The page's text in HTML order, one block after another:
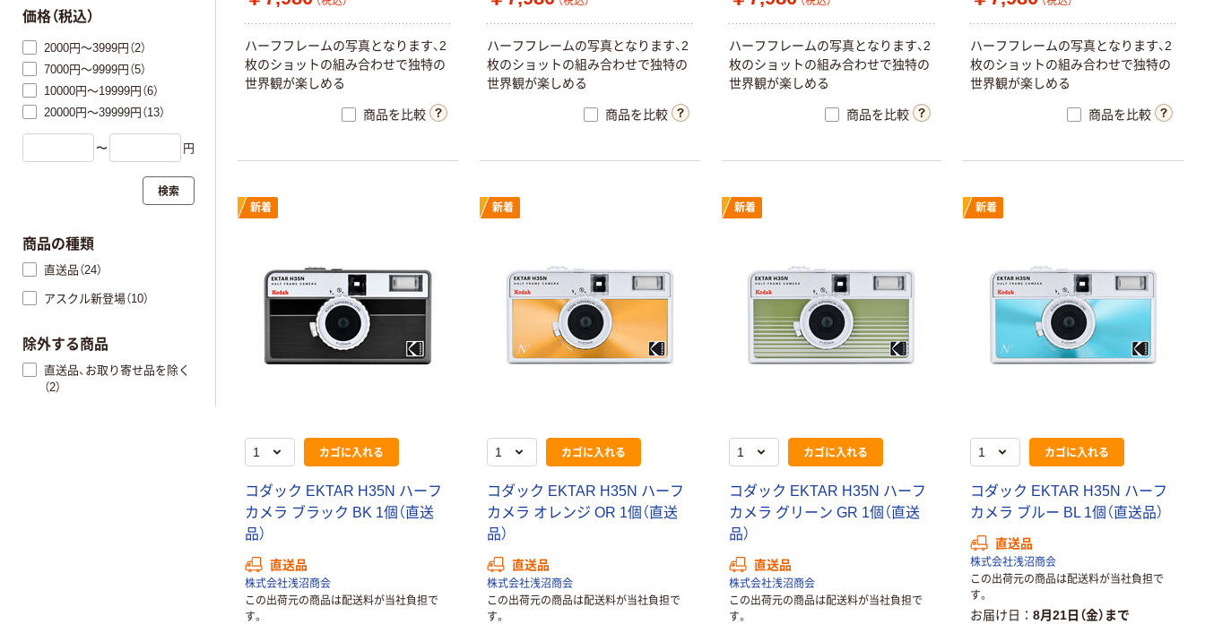
ハーフフレームの写真となります、2
枚のショットの組み合わせで独特の
世界観が楽しめる
商品を比較
ハーフフレームの写真となります、2
枚のショットの組み合わせで独特の
世界観が楽しめる
商品を比較
ハーフフレームの写真となります、2
枚のショットの組み合わせで独特の
世界観が楽しめる
商品を比較
ハーフフレームの写真となります、2
枚のショットの組み合わせで独特の
世界観が楽しめる
商品を比較
新着
カゴに入れる
コダック EKTAR H35N ハーフ
カメラ ブラック BK 1個（直送
品）
直送品
株式会社浅沼商会
この出荷元の商品は配送料が当社負担で
す。
新着
カゴに入れる
コダック EKTAR H35N ハーフ
カメラ オレンジ OR 1個（直送
品）
直送品
株式会社浅沼商会
この出荷元の商品は配送料が当社負担で
す。
新着
カゴに入れる
コダック EKTAR H35N ハーフ
カメラ グリーン GR 1個（直送
品）
直送品
株式会社浅沼商会
この出荷元の商品は配送料が当社負担で
す。
新着
カゴに入れる
コダック EKTAR H35N ハーフ
カメラ ブルー BL 1個（直送品）
直送品
株式会社浅沼商会
この出荷元の商品は配送料が当社負担で
す。
お届け日 8月21日（金）まで
価格（税込）
2000円～3999円（2）
7000円～9999円（5）
10000円～19999円（6）
20000円～39999円（13）
〜 円
検索
商品の種類
直送品（24）
アスクル新登場（10）
除外する商品
直送品、お取り寄せ品を除く
（2）